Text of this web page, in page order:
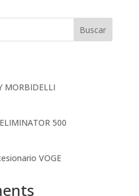
Buscar
MORBIDELLI
500
VOGE